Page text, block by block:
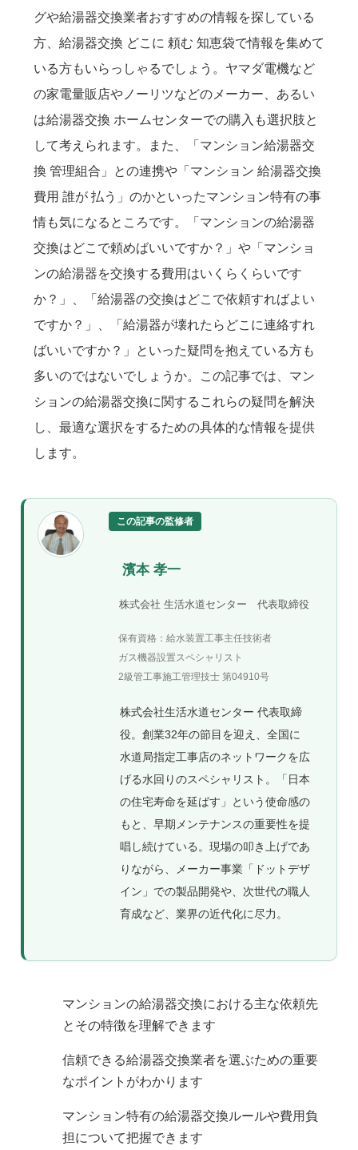
グや給湯器交換業者おすすめの情報を探している
方、給湯器交換 どこに 頼む 知恵袋で情報を集めて
いる方もいらっしゃるでしょう。ヤマダ電機など
の家電量販店やノーリツなどのメーカー、あるい
は給湯器交換 ホームセンターでの購入も選択肢と
して考えられます。また、「マンション給湯器交
換 管理組合」との連携や「マンション 給湯器交換
費用 誰が 払う」のかといったマンション特有の事
情も気になるところです。「マンションの給湯器
交換はどこで頼めばいいですか？」や「マンショ
ンの給湯器を交換する費用はいくらくらいです
か？」、「給湯器の交換はどこで依頼すればよい
ですか？」、「給湯器が壊れたらどこに連絡すれ
ばいいですか？」といった疑問を抱えている方も
多いのではないでしょうか。この記事では、マン
ションの給湯器交換に関するこれらの疑問を解決
し、最適な選択をするための具体的な情報を提供
します。
この記事の監修者
濱本 孝一
株式会社 生活水道センター 代表取締役
保有資格：給水装置工事主任技術者
ガス機器設置スペシャリスト
2級管工事施工管理技士 第04910号
株式会社生活水道センター 代表取締
役。創業32年の節目を迎え、全国に
水道局指定工事店のネットワークを広
げる水回りのスペシャリスト。「日本
の住宅寿命を延ばす」という使命感の
もと、早期メンテナンスの重要性を提
唱し続けている。現場の叩き上げであ
りながら、メーカー事業「ドットデザ
イン」での製品開発や、次世代の職人
育成など、業界の近代化に尽力。
マンションの給湯器交換における主な依頼先
とその特徴を理解できます
信頼できる給湯器交換業者を選ぶための重要
なポイントがわかります
マンション特有の給湯器交換ルールや費用負
担について把握できます